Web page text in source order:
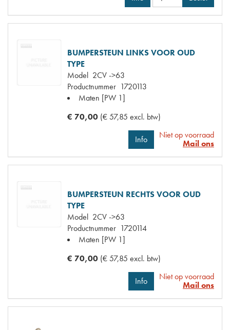
BUMPERSTEUN LINKS VOOR OUD
TYPE
Model 2CV ->63
Productnummer 1720113
Maten [PW 1]
€ 70,00 (€ 57,85 excl. btw)
Info
Niet op voorraad
Mail ons
BUMPERSTEUN RECHTS VOOR OUD
TYPE
Model 2CV ->63
Productnummer 1720114
Maten [PW 1]
€ 70,00 (€ 57,85 excl. btw)
Info
Niet op voorraad
Mail ons